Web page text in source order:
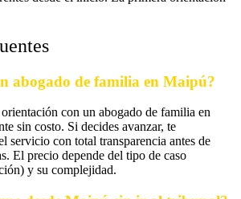
abogado de familia en Maipú?
con un abogado de familia en
sin costo. Si decides avanzar, te
servicio con total transparencia antes de
El precio depende del tipo de caso
y su complejidad.